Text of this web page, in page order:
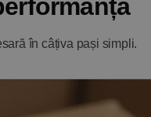
în câțiva pași simpli.